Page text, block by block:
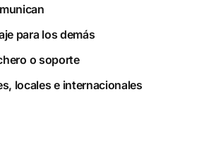
para los demás
o soporte
locales e internacionales